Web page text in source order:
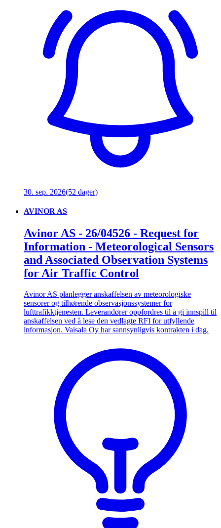
30. sep. 2026(52 dager)
AVINOR AS
Avinor AS - 26/04526 - Request for
Information - Meteorological Sensors
and Associated Observation Systems
for Air Traffic Control
Avinor AS planlegger anskaffelsen av meteorologiske
sensorer og tilhørende observasjonssystemer for
lufttrafikktjenesten. Leverandører oppfordres til å gi innspill til
anskaffelsen ved å lese den vedlagte RFI for utfyllende
informasjon. Vaisala Oy har sannsynligvis kontrakten i dag.